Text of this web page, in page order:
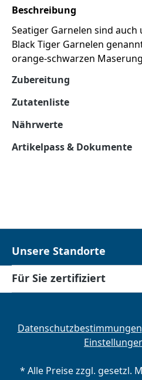
Beschreibung
Seatiger Garnelen sind
Black Tiger Garnelen
orange-schwarzen
Zubereitung
Zutatenliste
Nährwerte
Artikelpass & Dokumente
Unsere Standorte
Für Sie zertifiziert
Datenschutzbestimmungen
* Alle Preise zzgl. gesetzl.